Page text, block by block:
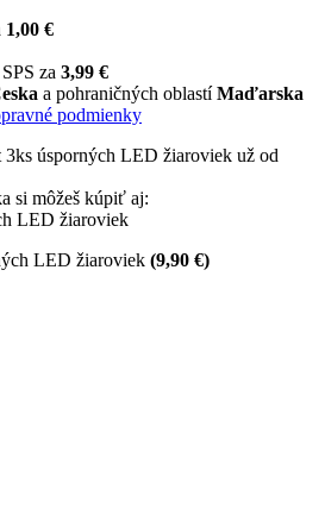
1,00 €
za 3,99 €
a pohraničných oblastíMaďarska
podmienky
3ks úsporných LED žiaroviek už od
si môžeš kúpiť aj:
LED žiaroviek
LED žiaroviek (9,90 €)